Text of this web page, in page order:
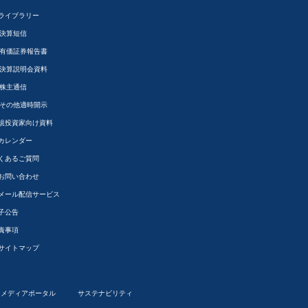
イブラリー
決算短信
有価証券報告書
決算説明会資料
株主通信
その他適時開示
投資家向け資料
レンダー
あるご質問
問い合わせ
ール配信サービス
公告
事項
イトマップ
メディアポータル サステナビリティ